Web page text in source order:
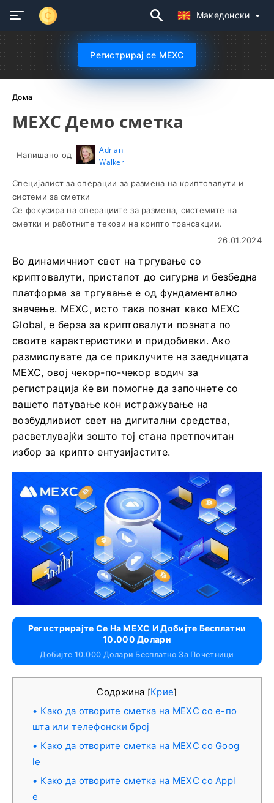
Македонски
Регистрирај се MEXC
Дома
MEXC Демо сметка
Напишано од
Adrian
Walker
Специјалист за операции за размена на криптовалути и
системи за сметки
Се фокусира на операциите за размена, системите на
сметки и работните текови на крипто трансакции.
26.01.2024
Во динамичниот свет на тргување со
криптовалути, пристапот до сигурна и безбедна
платформа за тргување е од фундаментално
значење. MEXC, исто така познат како MEXC
Global, е берза за криптовалути позната по
своите карактеристики и придобивки. Ако
размислувате да се приклучите на заедницата
MEXC, овој чекор-по-чекор водич за
регистрација ќе ви помогне да започнете со
вашето патување кон истражување на
возбудливиот свет на дигитални средства,
расветлувајќи зошто тој стана претпочитан
избор за крипто ентузијастите.
Регистрирајте Се На MEXC И Добијте Бесплатни
10.000 Долари
Добијте 10.000 Долари Бесплатно За Почетници
Содржина [Крие]
Како да отворите сметка на MEXC со е-по
шта или телефонски број
Како да отворите сметка на MEXC со Goog
le
Како да отворите сметка на MEXC со Appl
e